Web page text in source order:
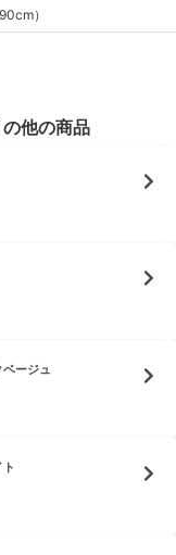
）
の他の商品
ージュ